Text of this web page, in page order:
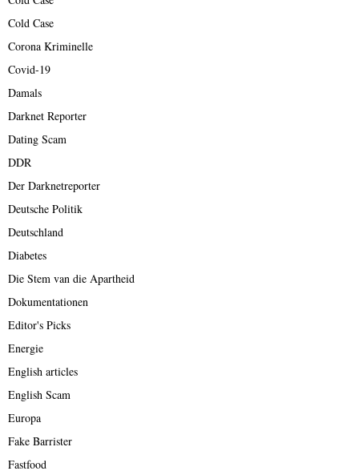
Cold Case
Corona Kriminelle
Covid-19
Damals
Darknet Reporter
Dating Scam
DDR
Der Darknetreporter
Deutsche Politik
Deutschland
Diabetes
Die Stem van die Apartheid
Dokumentationen
Editor's Picks
Energie
English articles
English Scam
Europa
Fake Barrister
Fastfood